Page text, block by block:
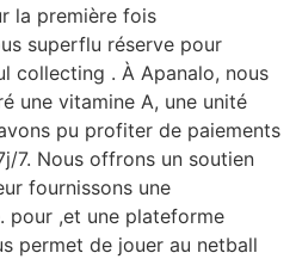
la première fois
superflu réserve pour
collecting . À Apanalo, nous
une vitamine A, une unité
pu profiter de paiements
7. Nous offrons un soutien
fournissons une
pour ,et une plateforme
permet de jouer au netball